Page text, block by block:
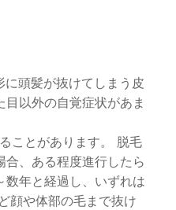
頭髪が抜けてしまう皮
以外の自覚症状があま
ことがあります。 脱毛
、ある程度進行したら
数年と経過し、いずれは
顔や体部の毛まで抜け